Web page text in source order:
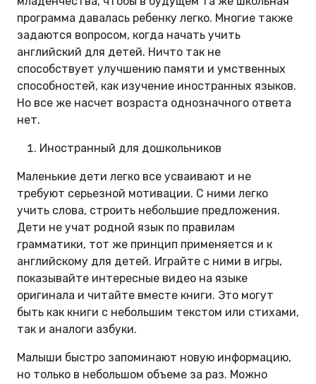
программа давалась ребенку легко. Многие также
задаются вопросом, когда начать учить
английский для детей. Ничто так не
способствует улучшению памяти и умственных
способностей, как изучение иностранных языков.
Но все же насчет возраста однозначного ответа
нет.
Иностранный для дошкольников
Маленькие дети легко все усваивают и не
требуют серьезной мотивации. С ними легко
учить слова, строить небольшие предложения.
Дети не учат родной язык по правилам
грамматики, тот же принцип применяется и к
английскому для детей. Играйте с ними в игры,
показывайте интересные видео на языке
оригинала и читайте вместе книги. Это могут
быть как книги с небольшим текстом или стихами,
так и аналоги азбуки.
Малыши быстро запоминают новую информацию,
но только в небольшом объеме за раз. Можно